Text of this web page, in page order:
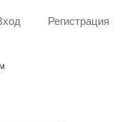
Регистрация